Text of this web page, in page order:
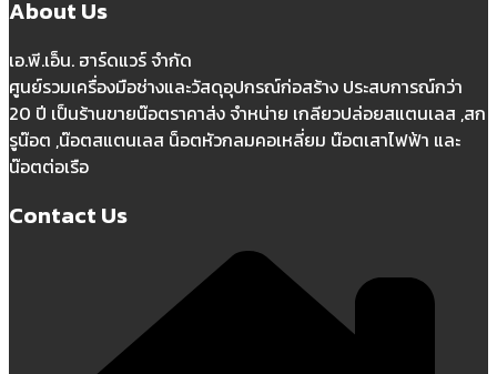
About Us
เอ.พี.เอ็น. ฮาร์ดแวร์ จำกัด
ศูนย์รวมเครื่องมือช่างและวัสดุอุปกรณ์ก่อสร้าง ประสบการณ์กว่า
20 ปี เป็นร้านขายน๊อตราคาส่ง จำหน่าย เกลียวปล่อยสแตนเลส ,สก
รูน๊อต ,น๊อตสแตนเลส น็อตหัวกลมคอเหลี่ยม น๊อตเสาไฟฟ้า และ
น๊อตต่อเรือ
Contact Us